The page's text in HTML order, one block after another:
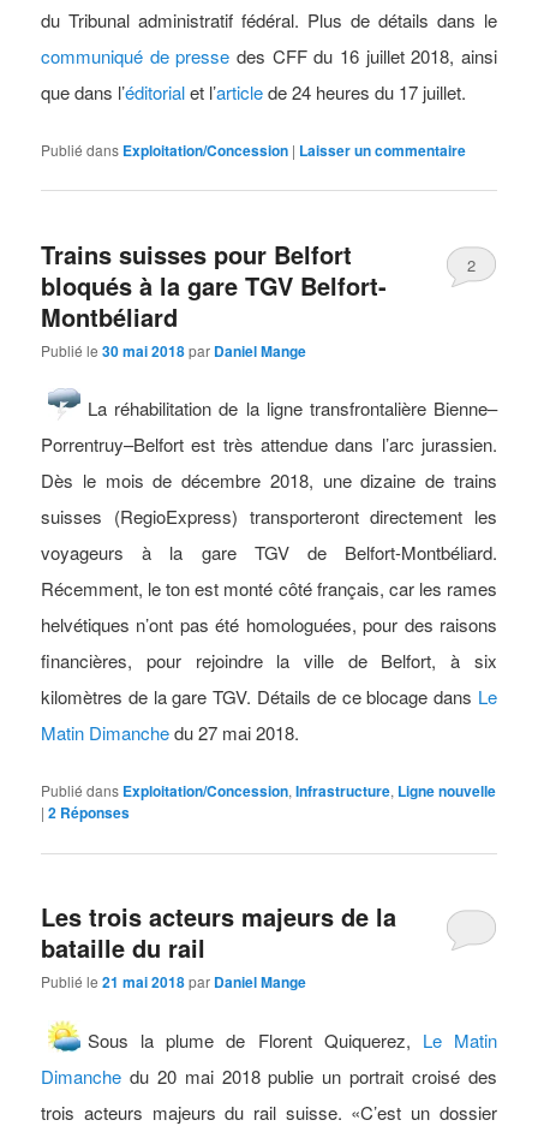
du Tribunal administratif fédéral. Plus de détails dans le
communiqué de presse des CFF du 16 juillet 2018, ainsi
que dans l’éditorialet l’articlede 24 heures du 17 juillet.
Publié dans Exploitation/Concession | Laisser un commentaire
Trains suisses pour Belfort
bloqués à la gare TGV Belfort-
Montbéliard
Publié le30 mai 2018par Daniel Mange
2
La réhabilitation de la ligne transfrontalière Bienne–
Porrentruy–Belfort est très attendue dans l’arc jurassien.
Dès le mois de décembre 2018, une dizaine de trains
suisses (RegioExpress) transporteront directement les
voyageurs à la gare TGV de Belfort-Montbéliard.
Récemment, le ton est monté côté français, car les rames
helvétiques n’ont pas été homologuées, pour des raisons
financières, pour rejoindre la ville de Belfort, à six
kilomètres de la gare TGV. Détails de ce blocage dans Le
Matin Dimanchedu 27 mai 2018.
Publié dans Exploitation/Concession,Infrastructure, Ligne nouvelle
|2 Réponses
Les trois acteurs majeurs de la
bataille du rail
Publié le21 mai 2018par Daniel Mange
Sous la plume de Florent Quiquerez, Le Matin
Dimanche du 20 mai 2018 publie un portrait croisé des
trois acteurs majeurs du rail suisse. «C’est un dossier